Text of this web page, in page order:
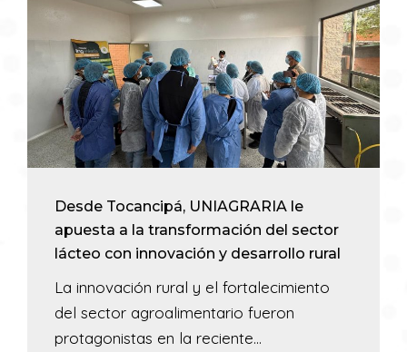
Desde Tocancipá, UNIAGRARIA le
apuesta a la transformación del sector
lácteo con innovación y desarrollo rural
La innovación rural y el fortalecimiento
del sector agroalimentario fueron
protagonistas en la reciente...